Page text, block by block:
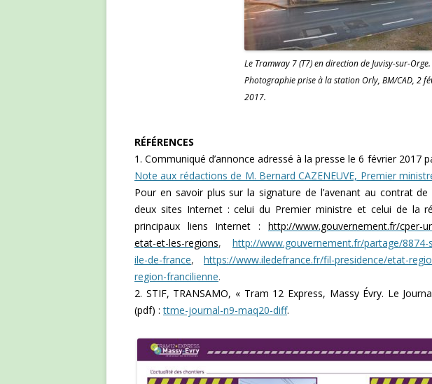
Le Tramway 7 (T7) en direction de Juvisy-sur-
Photographie prise à la station Orly, BM/CAD, 2
2017.
RÉFÉRENCES
1. Communiqué d’annonce adressé à la presse le 6 février 2017
Note aux rédactions de M. Bernard CAZENEUVE, Premier
Pour en savoir plus sur la signature de l’avenant au contrat de
deux sites Internet : celui du Premier ministre et celui de la
principaux liens Internet : http://www.gouvernement.fr/cper-
etat-et-les-regions, http://www.gouvernement.fr/partage/8874-
ile-de-france, https://www.iledefrance.fr/fil-presidence/etat-
region-francilienne.
2. STIF, TRANSAMO, « Tram 12 Express, Massy Évry. Le
(pdf) :ttme-journal-n9-maq20-diff.